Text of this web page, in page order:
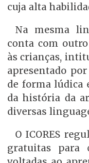
cuja alta
Na mesma
conta com
às crianças,
apresentado
de forma lúdica
da história da
diversas
O ICORES
gratuitas para